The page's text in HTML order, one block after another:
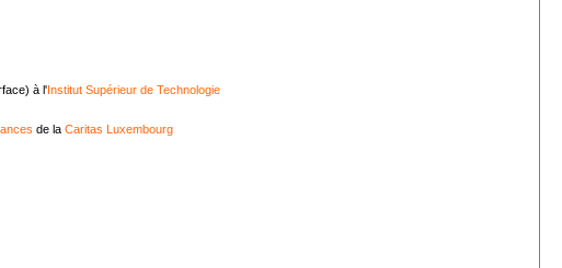
à l'Institut Supérieur de Technologie
de la Caritas Luxembourg